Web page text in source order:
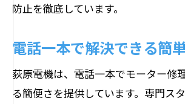
防止を徹底しています。
電話一本で解決できる簡
荻原電機は、電話一本でモーター修
る簡便さを提供しています。専門ス